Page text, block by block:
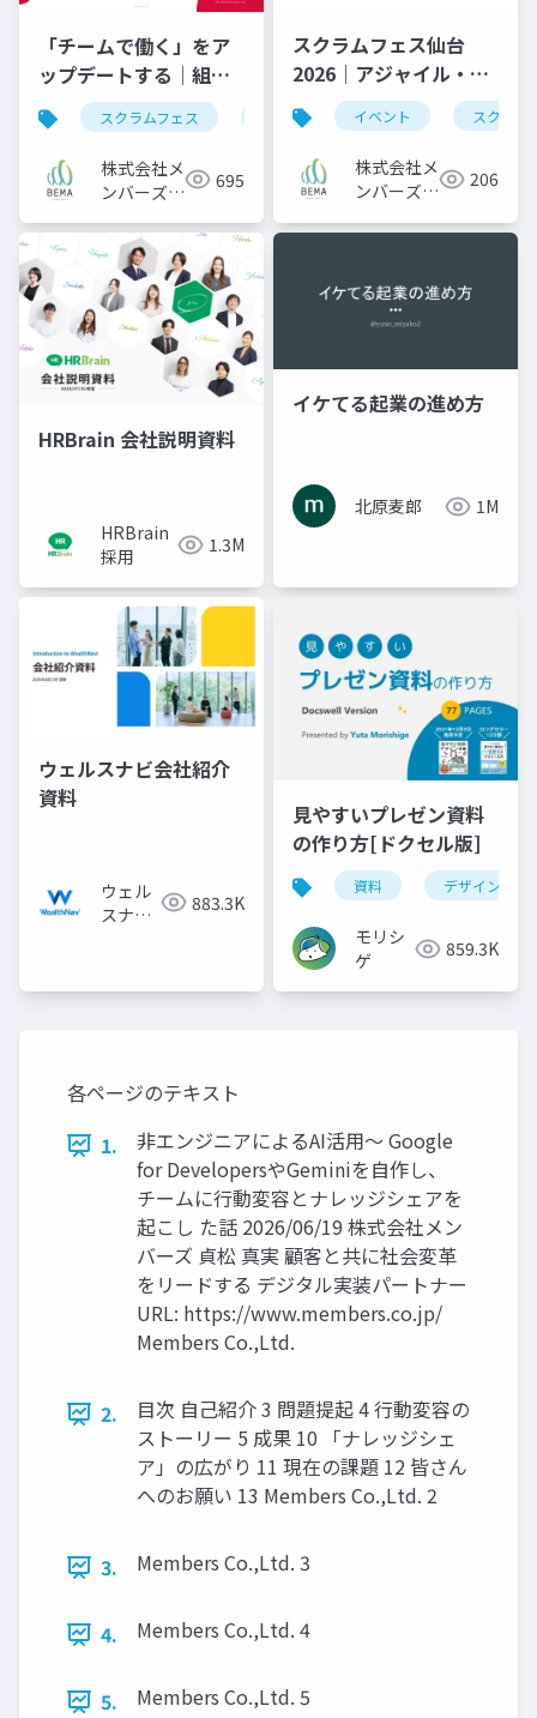
「チームで働く」をア
ップデートする｜組織
の持続可能性を高める
ためのハピネスリーダ
ー制度の実践｜メンバ
ーズ
スクラムフェス イベント 登壇資料
株式会社メ
ンバーズ
695
スクラムフェス仙台
2026｜アジャイル・ス
クラムクイズ大会
イベント スクラム
株式会社メ
ンバーズ
206
HRBrain 会社説明資料
HRBrain
採用
1.3M
イケてる起業の進め方
北原麦郎 1M
ウェルスナビ会社紹介
資料
ウェル
スナビ
883.3K
見やすいプレゼン資料
の作り方[ドクセル版]
資料 デザイン
モリシ
ゲ
859.3K
各ページのテキスト
1.
非エンジニアによるAI活用〜 Google
for DevelopersやGeminiを自作し、
チームに行動変容とナレッジシェアを
起こし た話 2026/06/19 株式会社メン
バーズ 貞松 真実 顧客と共に社会変革
をリードする デジタル実装パートナー
URL: https://www.members.co.jp/
Members Co.,Ltd.
2.
目次 自己紹介 3 問題提起 4 行動変容の
ストーリー 5 成果 10 「ナレッジシェ
ア」の広がり 11 現在の課題 12 皆さん
へのお願い 13 Members Co.,Ltd. 2
3. Members Co.,Ltd. 3
4. Members Co.,Ltd. 4
5. Members Co.,Ltd. 5